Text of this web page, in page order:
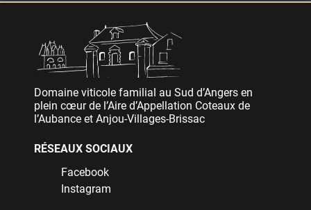
Domaine viticole familial au Sud d’Angers en
plein cœur de l’Aire d’Appellation Coteaux de
l’Aubance et Anjou-Villages-Brissac
RÉSEAUX SOCIAUX
Facebook
Instagram